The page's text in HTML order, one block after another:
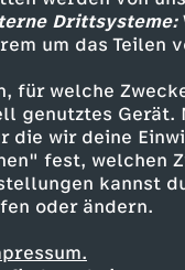
Drittsysteme:
um das Teilen
für welche
genutztes Gerät.
die wir deine
fest, welchen
kannst
oder ändern.
Inhalte
Magazin